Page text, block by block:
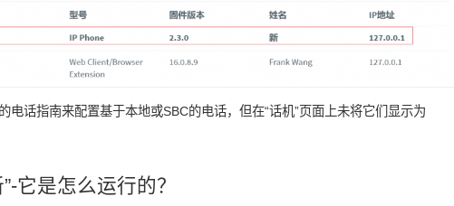
电话指南来配置基于本地或SBC的电话，但在“话机”页面上未将它们显示为
-它是怎么运行的？